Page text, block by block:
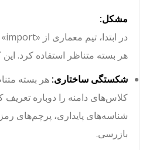
مشکل:
در ابتدا، تیم معماری از«import»
هر بسته متناظر استفاده کرد. این
شکستگی ساختاری:هر بسته
کلاس‌های دامنه را دوباره تعریف
شناسه‌های پایداری، پرچم‌های
بازرسی.